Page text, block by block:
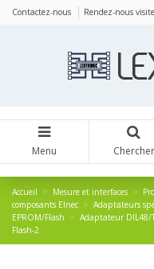
Contactez-nous Rendez-nous visite
Menu Chercher
Accueil Mesure et interfaces
composants Elnec
Adaptateurs
EPROM/Flash
Adaptateur DIL48/
Flash-2
Panneau de gestion des cookies